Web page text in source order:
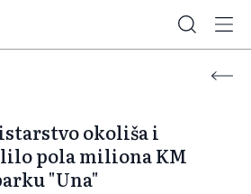
okoliša i
pola miliona KM
"Una"